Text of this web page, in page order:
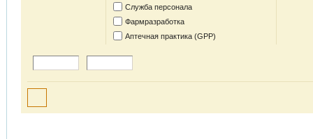
Служба персонала
Фармразработка
Аптечная практика (GPP)